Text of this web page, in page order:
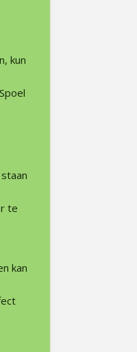
kun
te
kan